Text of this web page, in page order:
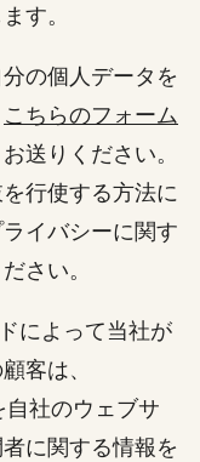
す。
の個人データを
こちらのフォーム
送りください。
行使する方法に
イバシーに関す
さい。
によって当社が
客は、
社のウェブサ
に関する情報を